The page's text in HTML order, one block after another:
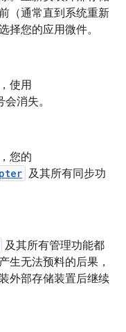
（通常直到系统重新
择您的应用微件。
使用
消失。
您的
及其所有同步功
及其所有管理功能都
生无法预料的后果，
外部存储装置后继续